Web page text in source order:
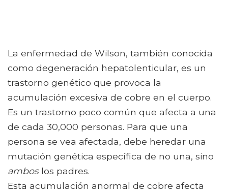
La enfermedad de Wilson, también conocida
como degeneración hepatolenticular, es un
trastorno genético que provoca la
acumulación excesiva de cobre en el cuerpo.
Es un trastorno poco común que afecta a una
de cada 30,000 personas. Para que una
persona se vea afectada, debe heredar una
mutación genética específica de no una, sino
amboslos padres.
Esta acumulación anormal de cobre afecta